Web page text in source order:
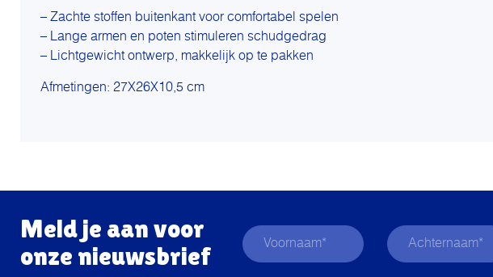
– Zachte stoffen buitenkant voor comfortabel spelen
– Lange armen en poten stimuleren schudgedrag
– Lichtgewicht ontwerp, makkelijk op te pakken
Afmetingen: 27X26X10,5 cm
Meld je aan voor
onze nieuwsbrief